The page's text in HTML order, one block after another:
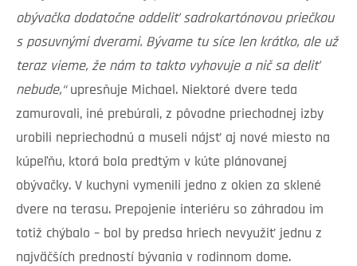
obývačka dodatočne oddeliť sadrokartónovou priečkou
s posuvnými dverami. Bývame tu síce len krátko, ale už
teraz vieme, že nám to takto vyhovuje a nič sa deliť
nebude,“upresňuje Michael. Niektoré dvere teda
zamurovali, iné prebúrali, z pôvodne priechodnej izby
urobili nepriechodnú a museli nájsť aj nové miesto na
kúpeľňu, ktorá bola predtým v kúte plánovanej
obývačky. V kuchyni vymenili jedno z okien za sklené
dvere na terasu. Prepojenie interiéru so záhradou im
totiž chýbalo – bol by predsa hriech nevyužiť jednu z
najväčších predností bývania v rodinnom dome.